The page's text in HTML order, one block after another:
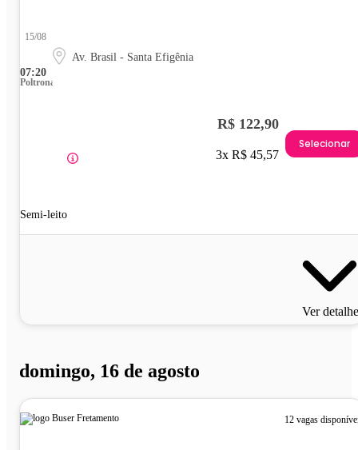
07:20
15/08
Av. Brasil - Santa Efigênia
Poltrona
Semi-leito
R$ 122,90
3x R$ 45,57
Selecionar
Ver
domingo, 16 de agosto
12 vagas